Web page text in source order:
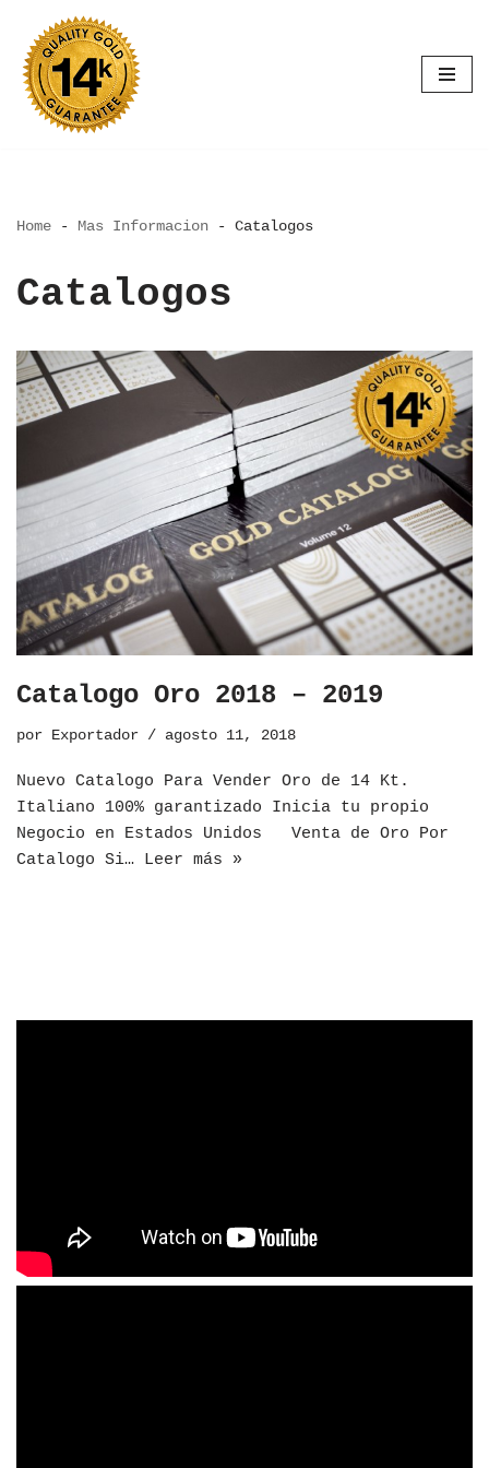
Saltar
al
contenido
Home - Mas Informacion - Catalogos
Catalogos
Catalogo Oro 2018 – 2019
por Exportador agosto 11, 2018
Nuevo Catalogo Para Vender Oro de 14 Kt.
Italiano 100% garantizado Inicia tu propio
Negocio en Estados Unidos Venta de Oro Por
Catalogo Si… Leer más »